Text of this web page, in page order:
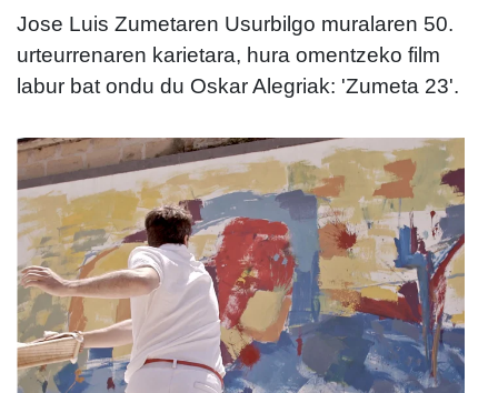
Jose Luis Zumetaren Usurbilgo muralaren 50.
urteurrenaren karietara, hura omentzeko film
labur bat ondu du Oskar Alegriak: 'Zumeta 23'.